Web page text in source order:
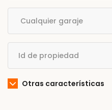
Otras características